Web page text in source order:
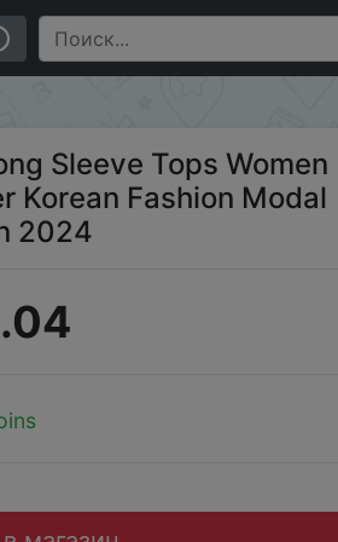
Elegant T-shirts for Women 2024
Sleeve Tops Women
Korean Fashion Modal
2024